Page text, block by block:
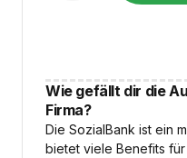
Wie gefällt dir die
Firma?
Die SozialBank ist ein
bietet viele Benefits für